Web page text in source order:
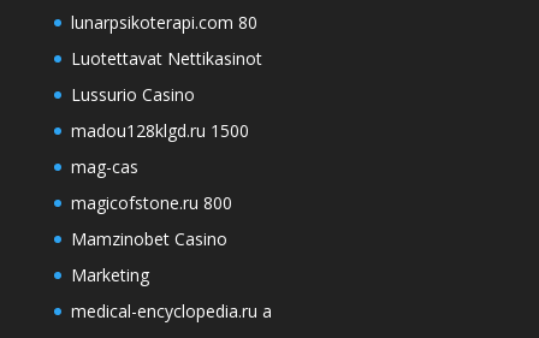
lunarpsikoterapi.com 80
Luotettavat Nettikasinot
Lussurio Casino
madou128klgd.ru 1500
mag-cas
magicofstone.ru 800
Mamzinobet Casino
Marketing
medical-encyclopedia.ru a